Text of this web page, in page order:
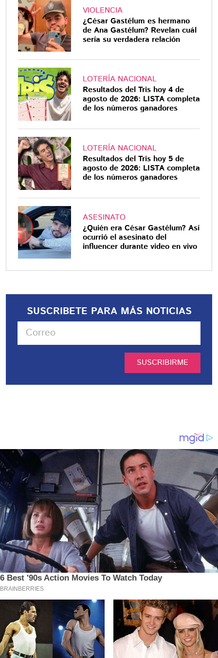
VIOLENCIA
¿César Gastélum es hermano
de Ana Gastélum? Revelan cuál
sería su verdadera relación
LOTERÍA NACIONAL
Resultados del Tris hoy 4 de
agosto de 2026: LISTA completa
de los números ganadores
LOTERÍA NACIONAL
Resultados del Tris hoy 5 de
agosto de 2026: LISTA completa
de los números ganadores
ASESINATO
¿Quién era César Gastélum? Así
ocurrió el asesinato del
influencer durante video en vivo
SUSCRIBETE PARA MÁS NOTICIAS
SUSCRIBIRME